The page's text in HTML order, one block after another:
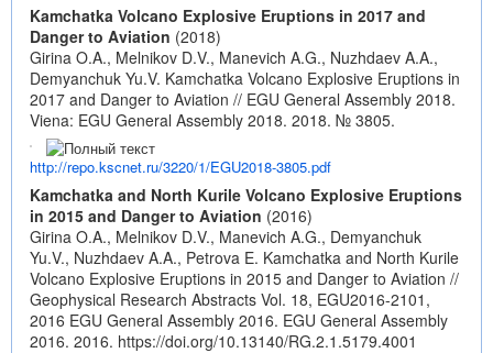
Kamchatka Volcano Explosive Eruptions in 2017 and
Danger to Aviation (2018)
Girina O.A., Melnikov D.V., Manevich A.G., Nuzhdaev A.A.,
Demyanchuk Yu.V. Kamchatka Volcano Explosive Eruptions in
2017 and Danger to Aviation // EGU General Assembly 2018.
Viena: EGU General Assembly 2018. 2018. № 3805.
http://repo.kscnet.ru/3220/1/EGU2018-3805.pdf
Kamchatka and North Kurile Volcano Explosive Eruptions
in 2015 and Danger to Aviation (2016)
Girina O.A., Melnikov D.V., Manevich A.G., Demyanchuk
Yu.V., Nuzhdaev A.A., Petrova E. Kamchatka and North Kurile
Volcano Explosive Eruptions in 2015 and Danger to Aviation //
Geophysical Research Abstracts Vol. 18, EGU2016-2101,
2016 EGU General Assembly 2016. EGU General Assembly
2016. 2016. https://doi.org/10.13140/RG.2.1.5179.4001